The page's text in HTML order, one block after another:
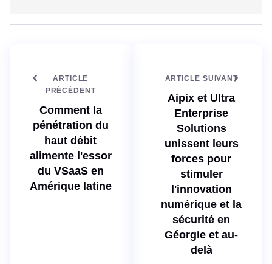
ARTICLE
PRÉCÉDENT
Comment la
pénétration du
haut débit
alimente l'essor
du VSaaS en
Amérique latine
ARTICLE SUIVANT
Aipix et Ultra
Enterprise
Solutions
unissent leurs
forces pour
stimuler
l'innovation
numérique et la
sécurité en
Géorgie et au-
delà